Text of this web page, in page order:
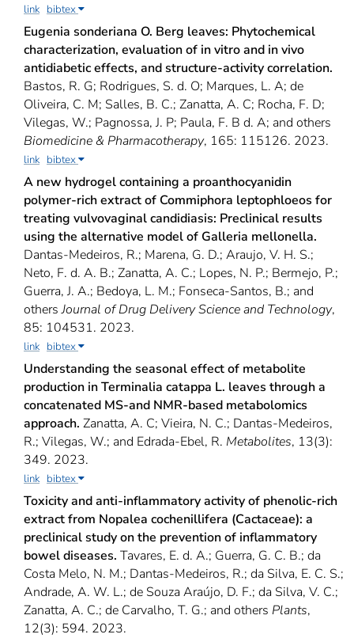
link bibtex
Eugenia sonderiana O. Berg leaves: Phytochemical
characterization, evaluation of in vitro and in vivo
antidiabetic effects, and structure-activity correlation.
Bastos, R. G; Rodrigues, S. d. O; Marques, L. A; de
Oliveira, C. M; Salles, B. C.; Zanatta, A. C; Rocha, F. D;
Vilegas, W.; Pagnossa, J. P; Paula, F. B d. A; and others
Biomedicine & Pharmacotherapy, 165: 115126. 2023.
link bibtex
A new hydrogel containing a proanthocyanidin
polymer-rich extract of Commiphora leptophloeos for
treating vulvovaginal candidiasis: Preclinical results
using the alternative model of Galleria mellonella.
Dantas-Medeiros, R.; Marena, G. D.; Araujo, V. H. S.;
Neto, F. d. A. B.; Zanatta, A. C.; Lopes, N. P.; Bermejo, P.;
Guerra, J. A.; Bedoya, L. M.; Fonseca-Santos, B.; and
othersJournal of Drug Delivery Science and Technology,
85: 104531. 2023.
link bibtex
Understanding the seasonal effect of metabolite
production in Terminalia catappa L. leaves through a
concatenated MS-and NMR-based metabolomics
approach. Zanatta, A. C; Vieira, N. C.; Dantas-Medeiros,
R.; Vilegas, W.; and Edrada-Ebel, R. Metabolites, 13(3):
349. 2023.
link bibtex
Toxicity and anti-inflammatory activity of phenolic-rich
extract from Nopalea cochenillifera (Cactaceae): a
preclinical study on the prevention of inflammatory
bowel diseases. Tavares, E. d. A.; Guerra, G. C. B.; da
Costa Melo, N. M.; Dantas-Medeiros, R.; da Silva, E. C. S.;
Andrade, A. W. L.; de Souza Araújo, D. F.; da Silva, V. C.;
Zanatta, A. C.; de Carvalho, T. G.; and others Plants,
12(3): 594. 2023.